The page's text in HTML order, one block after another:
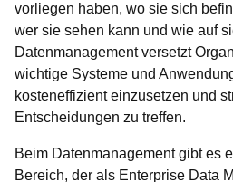
vorliegen haben, wo sie sich
wer sie sehen kann und wie auf
Datenmanagement versetzt
wichtige Systeme und
kosteneffizient einzusetzen und
Entscheidungen zu treffen.
Beim Datenmanagement gibt es
Bereich, der als Enterprise Data